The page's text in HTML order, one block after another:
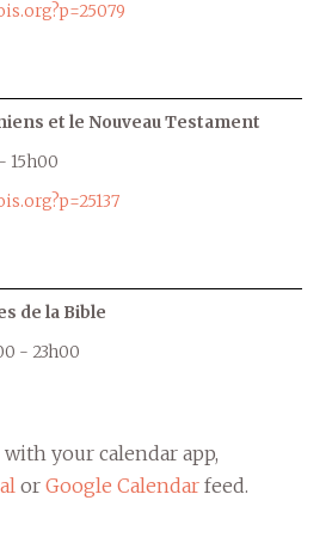
et le Nouveau Testament
- 15h00
de la Bible
- 23h00
your calendar app,
or Google Calendar feed.